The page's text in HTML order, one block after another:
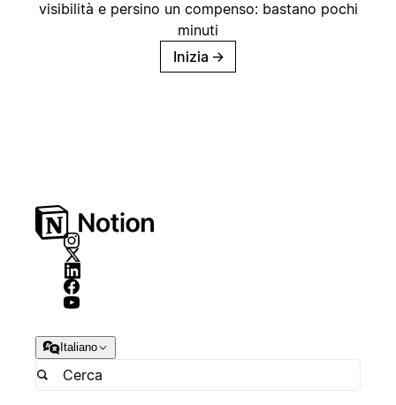
visibilità e persino un compenso: bastano pochi
minuti
Inizia →
Italiano